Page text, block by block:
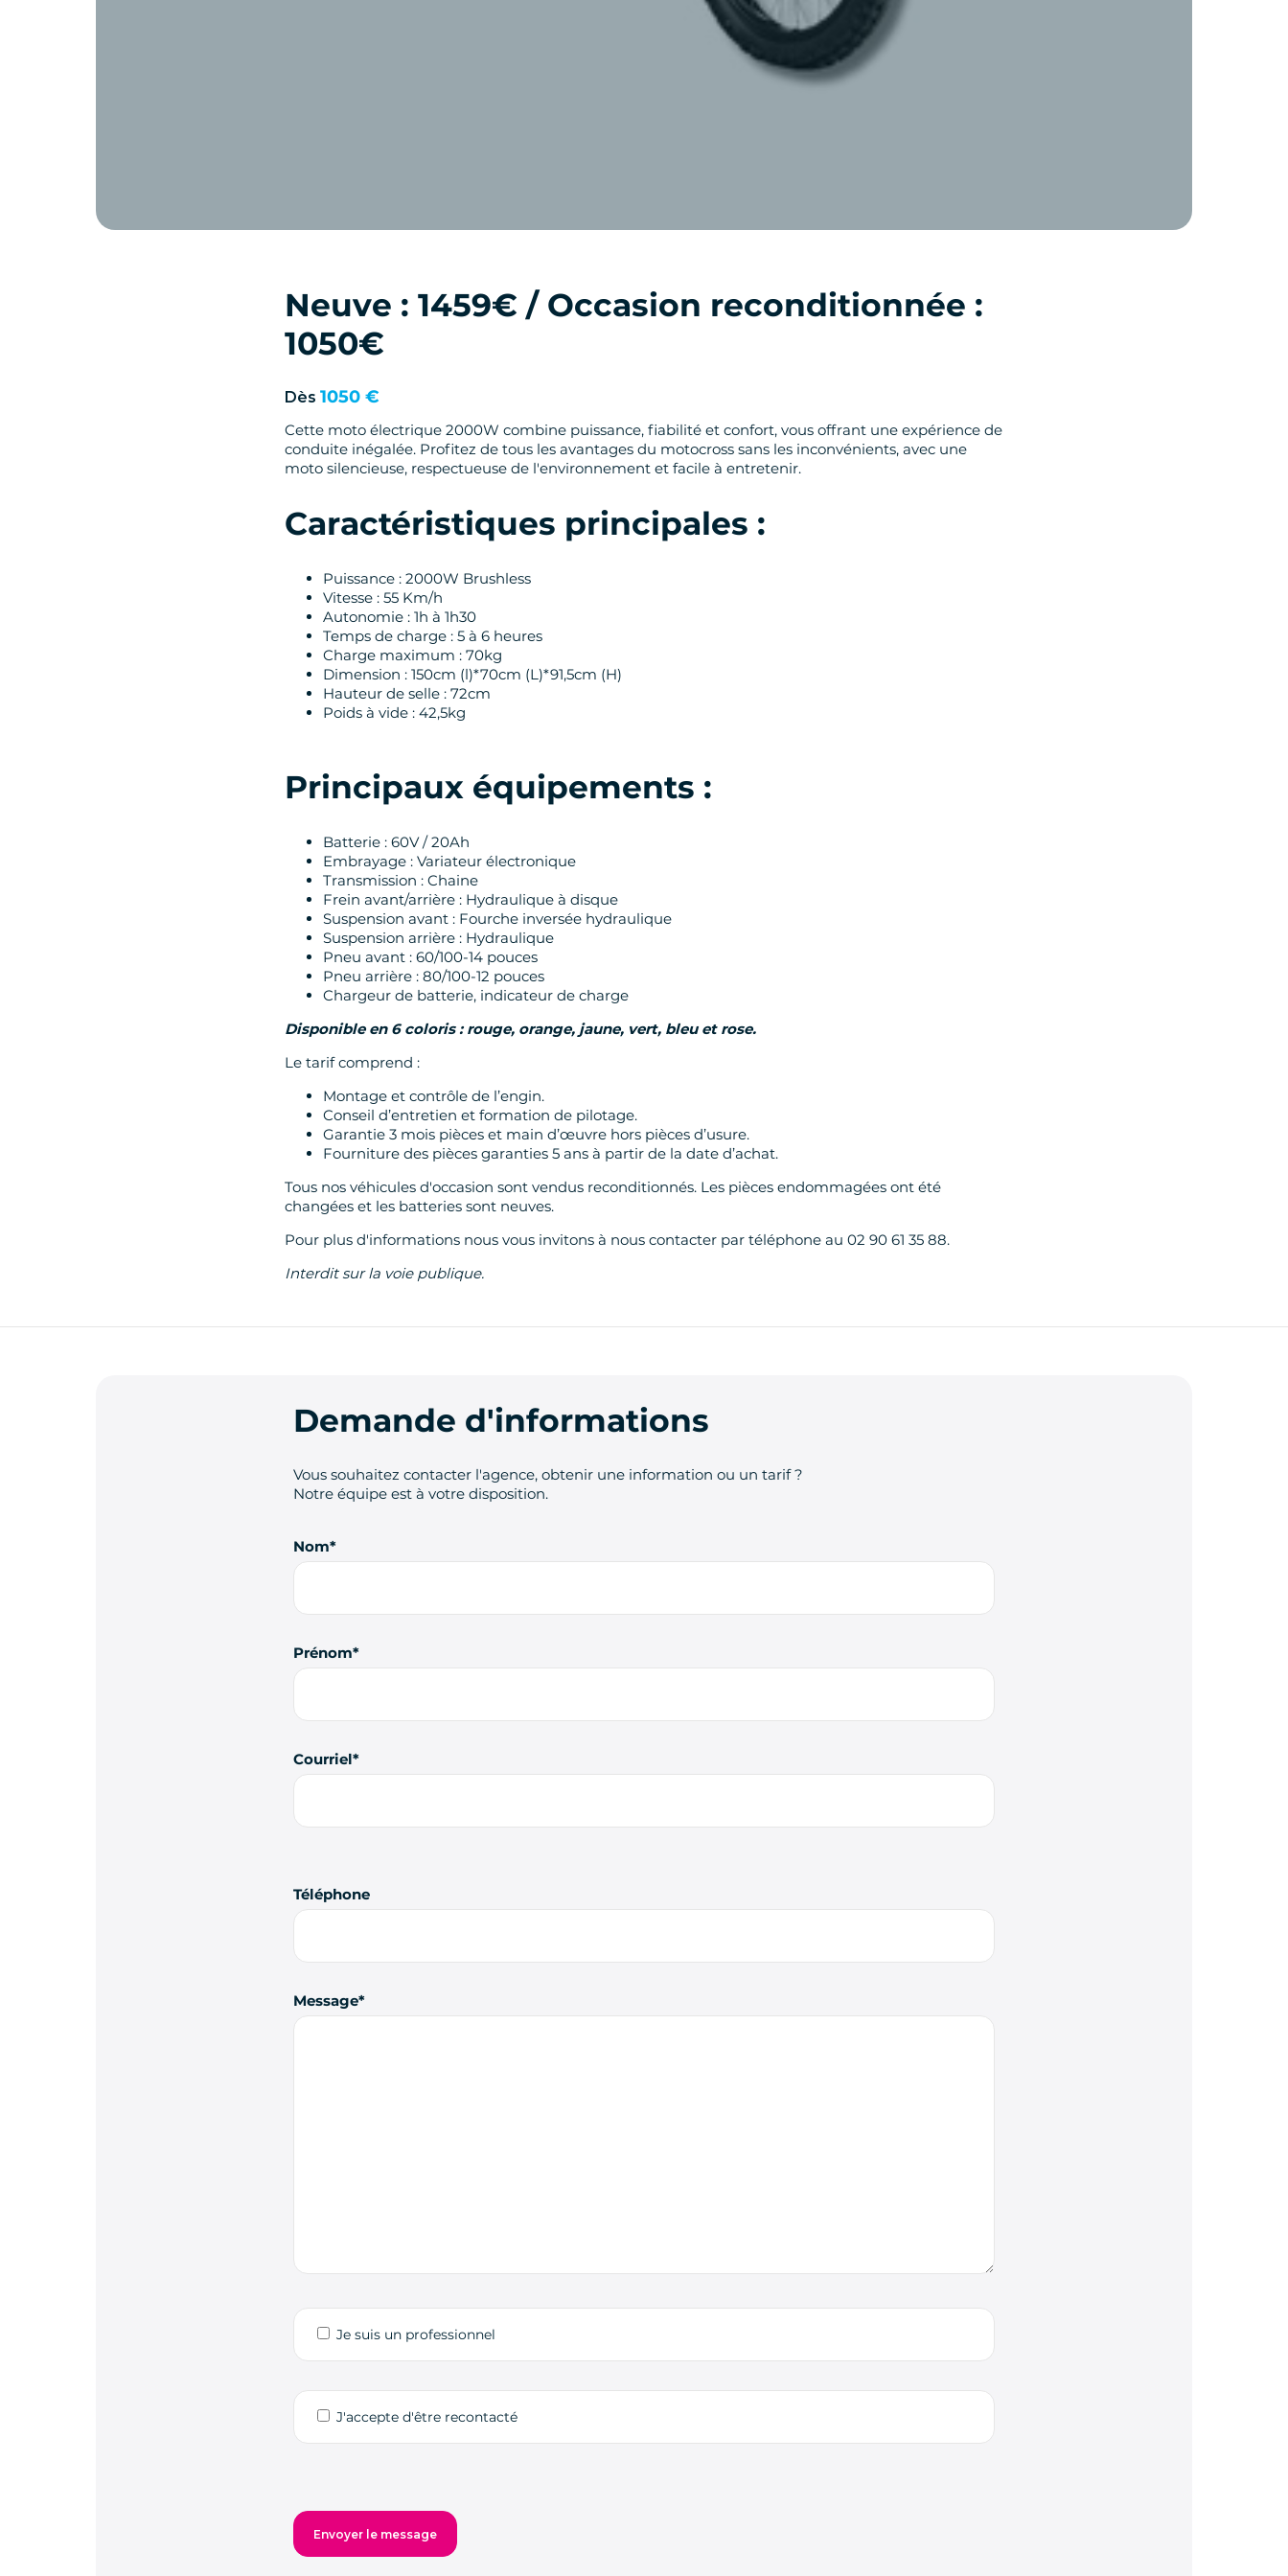
Neuve : 1459€ / Occasion reconditionnée :
1050€
Dès 1050 €
Cette moto électrique 2000W combine puissance, fiabilité et confort, vous offrant une expérience de
conduite inégalée. Profitez de tous les avantages du motocross sans les inconvénients, avec une
moto silencieuse, respectueuse de l'environnement et facile à entretenir.
Caractéristiques principales :
Puissance : 2000W Brushless
Vitesse : 55 Km/h
Autonomie : 1h à 1h30
Temps de charge : 5 à 6 heures
Charge maximum : 70kg
Dimension : 150cm (l)*70cm (L)*91,5cm (H)
Hauteur de selle : 72cm
Poids à vide : 42,5kg
Principaux équipements :
Batterie : 60V / 20Ah
Embrayage : Variateur électronique
Transmission : Chaine
Frein avant/arrière : Hydraulique à disque
Suspension avant : Fourche inversée hydraulique
Suspension arrière : Hydraulique
Pneu avant : 60/100-14 pouces
Pneu arrière : 80/100-12 pouces
Chargeur de batterie, indicateur de charge
Disponible en 6 coloris : rouge, orange, jaune, vert, bleu et rose.
Le tarif comprend :
Montage et contrôle de l’engin.
Conseil d’entretien et formation de pilotage.
Garantie 3 mois pièces et main d’œuvre hors pièces d’usure.
Fourniture des pièces garanties 5 ans à partir de la date d’achat.
Tous nos véhicules d'occasion sont vendus reconditionnés. Les pièces endommagées ont été
changées et les batteries sont neuves.
Pour plus d'informations nous vous invitons à nous contacter par téléphone au 02 90 61 35 88.
Interdit sur la voie publique.
Demande d'informations
Vous souhaitez contacter l'agence, obtenir une information ou un tarif ?
Notre équipe est à votre disposition.
Nom
Prénom
Courriel
Téléphone
Message
Je suis un professionnel
J'accepte d'être recontacté